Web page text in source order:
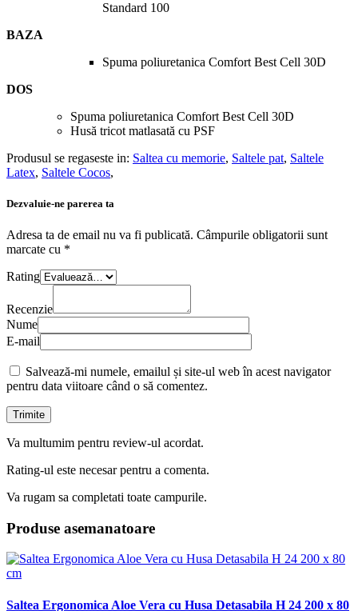
Standard 100
BAZA
Spuma poliuretanica Comfort Best Cell 30D
DOS
Spuma poliuretanica Comfort Best Cell 30D
Husă tricot matlasată cu PSF
Produsul se regaseste in: Saltea cu memorie, Saltele pat, Saltele
Latex, Saltele Cocos,
Dezvaluie-ne parerea ta
Adresa ta de email nu va fi publicată. Câmpurile obligatorii sunt
marcate cu *
Rating
Recenzie
Nume
E-mail
Salvează-mi numele, emailul și site-ul web în acest navigator
pentru data viitoare când o să comentez.
Va multumim pentru review-ul acordat.
Rating-ul este necesar pentru a comenta.
Va rugam sa completati toate campurile.
Produse asemanatoare
Saltea Ergonomica Aloe Vera cu Husa Detasabila H 24 200 x 80